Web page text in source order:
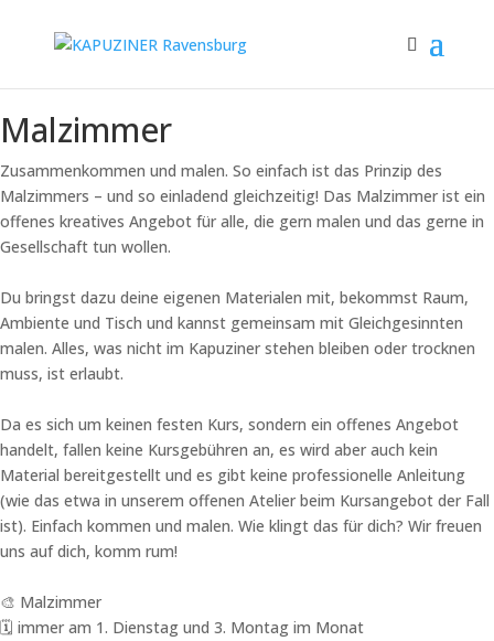
Malzimmer
Zusammenkommen und malen. So einfach ist das Prinzip des
Malzimmers – und so einladend gleichzeitig! Das Malzimmer ist ein
offenes kreatives Angebot für alle, die gern malen und das gerne in
Gesellschaft tun wollen.
Du bringst dazu deine eigenen Materialen mit, bekommst Raum,
Ambiente und Tisch und kannst gemeinsam mit Gleichgesinnten
malen. Alles, was nicht im Kapuziner stehen bleiben oder trocknen
muss, ist erlaubt.
Da es sich um keinen festen Kurs, sondern ein offenes Angebot
handelt, fallen keine Kursgebühren an, es wird aber auch kein
Material bereitgestellt und es gibt keine professionelle Anleitung
(wie das etwa in unserem offenen Atelier beim Kursangebot der Fall
ist). Einfach kommen und malen. Wie klingt das für dich? Wir freuen
uns auf dich, komm rum!
🎨 Malzimmer
🗓️ immer am 1. Dienstag und 3. Montag im Monat